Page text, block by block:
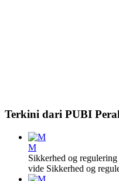
Terkini dari PUBI
M
Sikkerhed og
vide Sikkerhed og